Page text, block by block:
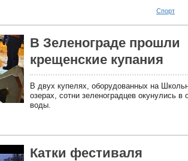
Спорт
В Зеленограде прошли
крещенские купания
В двух купелях, оборудованных на
озерах, сотни зеленоградцев окунулись
воды.
Катки фестиваля